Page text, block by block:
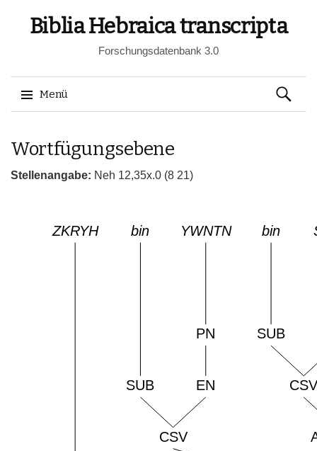
Biblia Hebraica transcripta
Forschungsdatenbank 3.0
Menü
zum
Suchen
nach:
Wortfügungsebene
Stellenangabe: Neh 12,35x.0 (8 21)